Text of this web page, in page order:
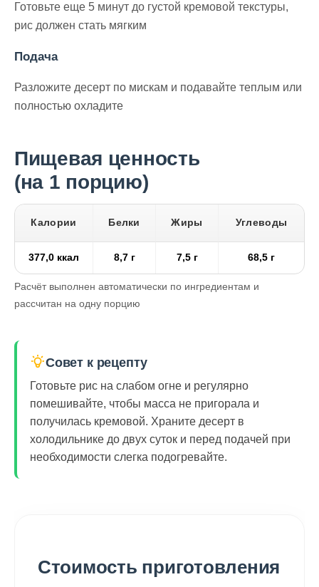
Готовьте еще 5 минут до густой кремовой текстуры,
рис должен стать мягким
Подача
Разложите десерт по мискам и подавайте теплым или
полностью охладите
Пищевая ценность
(на 1 порцию)
Калории Белки Жиры Углеводы
377,0 ккал 8,7 г 7,5 г 68,5 г
Расчёт выполнен автоматически по ингредиентам и
рассчитан на одну порцию
Совет к рецепту
Готовьте рис на слабом огне и регулярно
помешивайте, чтобы масса не пригорала и
получилась кремовой. Храните десерт в
холодильнике до двух суток и перед подачей при
необходимости слегка подогревайте.
Стоимость приготовления